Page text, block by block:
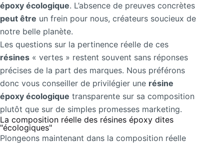
époxy écologique. L’absence de preuves concrètes
peut être un frein pour nous, créateurs soucieux de
notre belle planète.
Les questions sur la pertinence réelle de ces
résines « vertes » restent souvent sans réponses
précises de la part des marques. Nous préférons
donc vous conseiller de privilégier une résine
époxy écologique transparente sur sa composition
plutôt que sur de simples promesses marketing.
La composition réelle des résines époxy dites
"écologiques"
Plongeons maintenant dans la composition réelle